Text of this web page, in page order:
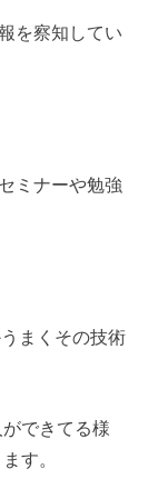
を察知してい
ミナーや勉強
まくその技術
できてる様
す。